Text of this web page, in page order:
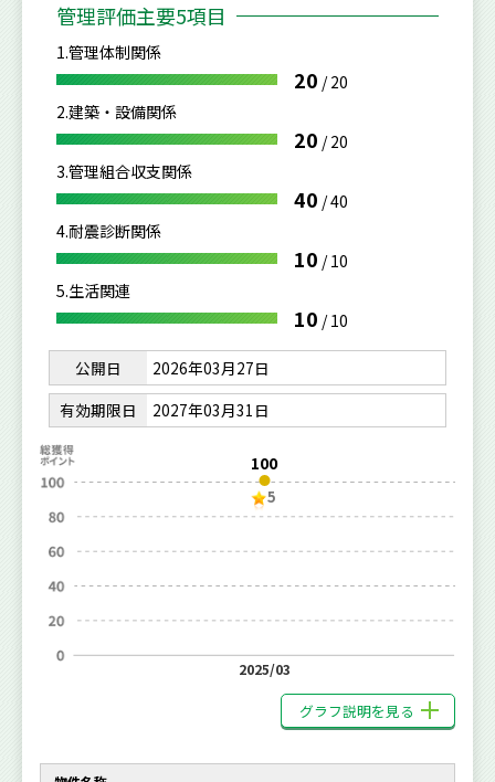
管理評価主要5項目
1.管理体制関係
20 /20
2.建築・設備関係
20 /20
3.管理組合収支関係
40 /40
4.耐震診断関係
10 /10
5.生活関連
10 /10
公開日
2026年03月27日
有効期限日
2027年03月31日
100
5
2025/03
グラフ説明を見る